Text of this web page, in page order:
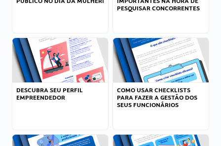
PESQUISAR CONCORRENTES
DESCUBRA SEU PERFIL
EMPREENDEDOR
COMO USAR CHECKLISTS
PARA FAZER A GESTÃO DOS
SEUS FUNCIONÁRIOS